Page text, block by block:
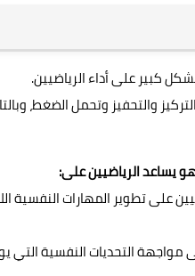
كبير على أداء الرياضيين.
والتحفيز وتحمل الضغط،
يساعد الرياضيين على:
على تطوير المهارات النفسية
مواجهة التحديات النفسية